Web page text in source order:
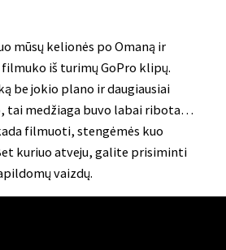
mūsų kelionės po Omaną ir
iš turimų GoPro klipų.
be jokio plano ir daugiausiai
tai medžiaga buvo labai ribota…
filmuoti, stengėmės kuo
kuriuo atveju, galite prisiminti
vaizdų.